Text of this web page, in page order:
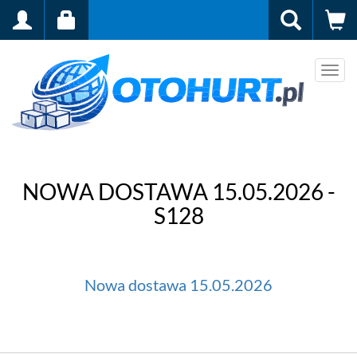
Menu
NOWA DOSTAWA 15.05.2026 -
S128
Nowa dostawa 15.05.2026